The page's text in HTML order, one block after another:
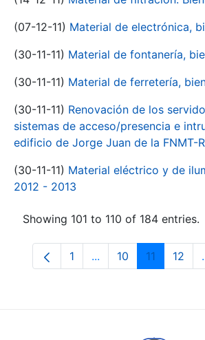
(07-12-11) Material de electrónica,
(30-11-11) Material de fontanería,
(30-11-11) Material de ferretería,
(30-11-11) Renovación de los
sistemas de acceso/presencia e
edificio de Jorge Juan de la FNMT-
(30-11-11) Material eléctrico y de
2012 - 2013
Showing 101 to 110 of 184 entries.
Page
1 ...Intermediate Pages
Page
10 Page
11 12